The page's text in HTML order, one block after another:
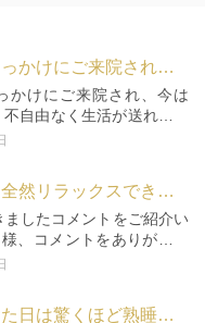
低音難聴をきっかけにご来院された方から推薦文を頂きました★
かけにご来院され、今は
不自由なく生活が送れてい
を書いてくださいました☆
とうございます！とっ…「初鍼灸でも全然リラックスできました」とグーグルにコメント頂きました！
したコメントをご紹介い
、コメントをありがとう
・・・・・・・・・ T M
「施術を受けた日は驚くほど熟睡」と嬉しい推薦文を頂きました！